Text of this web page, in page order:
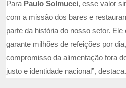
Para Paulo Solmucci, esse valor
com a missão dos bares e
parte da história do nosso setor.
garante milhões de refeições por
compromisso da alimentação fora
justo e identidade nacional”, destaca.